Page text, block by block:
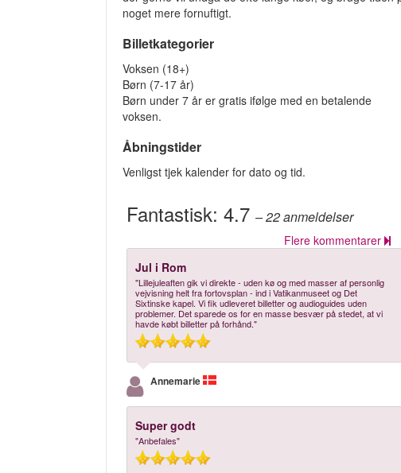
noget mere fornuftigt.
Billetkategorier
Voksen (18+)
Børn (7-17 år)
Børn under 7 år er gratis ifølge med en betalende
voksen.
Åbningstider
Venligst tjek kalender for dato og tid.
Fantastisk:4.7– 22anmeldelser
Flere kommentarer
Jul i Rom
"Lillejuleaften gik vi direkte - uden kø og med masser af personlig
vejvisning helt fra fortovsplan - ind i Vatikanmuseet og Det
Sixtinske kapel. Vi fik udleveret billetter og audioguides uden
problemer. Det sparede os for en masse besvær på stedet, at vi
havde købt billetter på forhånd."
Annemarie
Super godt
"Anbefales"